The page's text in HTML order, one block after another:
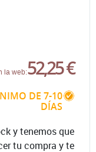
la web:52,25 €
DE 7-10
DÍAS
y tenemos que
tu compra y te